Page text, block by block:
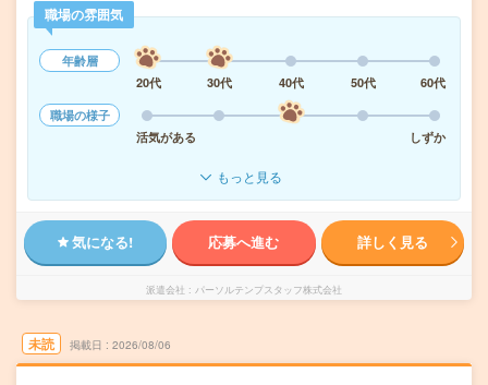
職場の雰囲気
年齢層
20代
30代 40代 50代
60代
職場の様子
活気がある
しずか
もっと見る
気になる! 応募へ進む 詳しく見る
派遣会社 パーソルテンプスタッフ株式会社
未読 掲載日 2026/08/06